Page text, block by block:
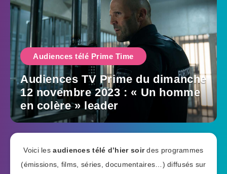
Audiences télé Prime Time
Audiences TV Prime du dimanche
12 novembre 2023 : « Un homme
en colère » leader
Voici lesaudiences télé d’hier soirdes programmes
(émissions, films, séries, documentaires…) diffusés sur